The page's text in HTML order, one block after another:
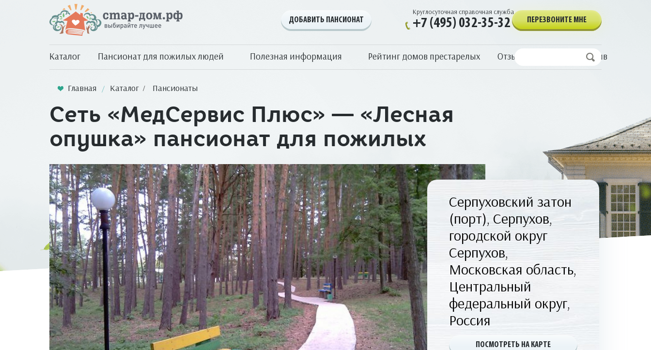
ДОБАВИТЬ ПАНСИОНАТ
Круглосуточная справочная служба
+7 (495) 032-35-32 ПЕРЕЗВОНИТЕ МНЕ
Каталог Пансионат для пожилых людей Полезная информация Рейтинг домов престарелых Отзывы Написать отзыв
Главная Каталог Пансионаты
Сеть «МедСервис Плюс» — «Лесная
опушка» пансионат для пожилых
Серпуховский затон
(порт), Серпухов,
городской округ
Серпухов,
Московская область,
Центральный
федеральный округ,
Россия
ПОСМОТРЕТЬ НА КАРТЕ